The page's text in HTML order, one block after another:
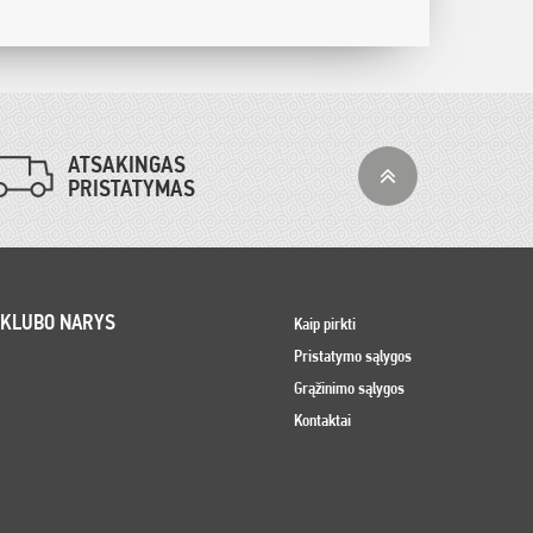
ATSAKINGAS
PRISTATYMAS
NARYS
Kaip pirkti
Pristatymo sąlygos
Grąžinimo sąlygos
Kontaktai